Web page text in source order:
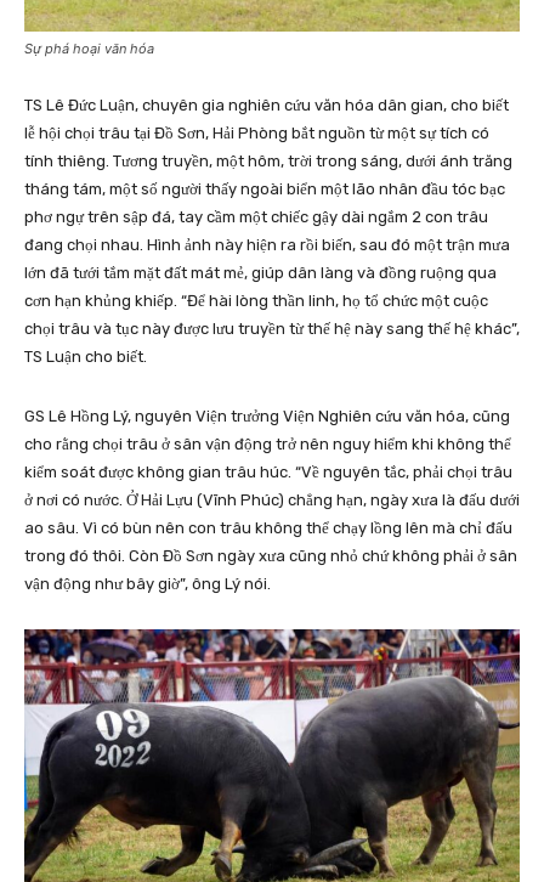
Sự phá hoại văn hóa
TS Lê Đức Luận, chuyên gia nghiên cứu văn hóa dân gian, cho biết
lễ hội chọi trâu tại Đồ Sơn, Hải Phòng bắt nguồn từ một sự tích có
tính thiêng. Tương truyền, một hôm, trời trong sáng, dưới ánh trăng
tháng tám, một số người thấy ngoài biển một lão nhân đầu tóc bạc
phơ ngự trên sập đá, tay cầm một chiếc gậy dài ngắm 2 con trâu
đang chọi nhau. Hình ảnh này hiện ra rồi biến, sau đó một trận mưa
lớn đã tưới tắm mặt đất mát mẻ, giúp dân làng và đồng ruộng qua
cơn hạn khủng khiếp. “Để hài lòng thần linh, họ tổ chức một cuộc
chọi trâu và tục này được lưu truyền từ thế hệ này sang thế hệ khác”,
TS Luận cho biết.
GS Lê Hồng Lý, nguyên Viện trưởng Viện Nghiên cứu văn hóa, cũng
cho rằng chọi trâu ở sân vận động trở nên nguy hiểm khi không thể
kiểm soát được không gian trâu húc. “Về nguyên tắc, phải chọi trâu
ở nơi có nước. Ở Hải Lựu (Vĩnh Phúc) chẳng hạn, ngày xưa là đấu dưới
ao sâu. Vì có bùn nên con trâu không thể chạy lồng lên mà chỉ đấu
trong đó thôi. Còn Đồ Sơn ngày xưa cũng nhỏ chứ không phải ở sân
vận động như bây giờ”, ông Lý nói.